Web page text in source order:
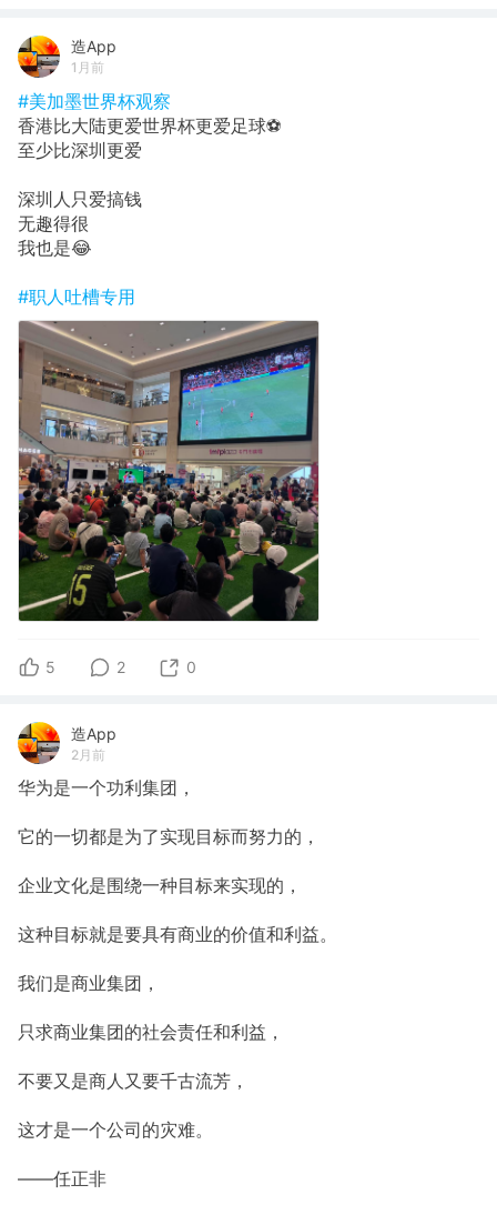
造App
1月前
#美加墨世界杯观察
香港比大陆更爱世界杯更爱足球⚽️
至少比深圳更爱
深圳人只爱搞钱
无趣得很
我也是😂
#职人吐槽专用
5 2 0
造App
2月前
华为是一个功利集团，
它的一切都是为了实现目标而努力的，
企业文化是围绕一种目标来实现的，
这种目标就是要具有商业的价值和利益。
我们是商业集团，
只求商业集团的社会责任和利益，
不要又是商人又要千古流芳，
这才是一个公司的灾难。
——任正非